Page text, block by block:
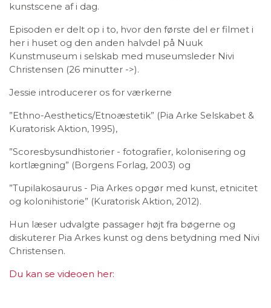
kunstscene af i dag.
Episoden er delt op i to, hvor den første del er filmet i
her i huset og den anden halvdel på Nuuk
Kunstmuseum i selskab med museumsleder Nivi
Christensen (26 minutter ->).
Jessie introducerer os for værkerne
”Ethno-Aesthetics/Etnoæstetik” (Pia Arke Selskabet &
Kuratorisk Aktion, 1995),
”Scoresbysundhistorier - fotografier, kolonisering og
kortlægning” (Borgens Forlag, 2003) og
”Tupilakosaurus - Pia Arkes opgør med kunst, etnicitet
og kolonihistorie” (Kuratorisk Aktion, 2012).
Hun læser udvalgte passager højt fra bøgerne og
diskuterer Pia Arkes kunst og dens betydning med Nivi
Christensen.
Du kan se videoen her: